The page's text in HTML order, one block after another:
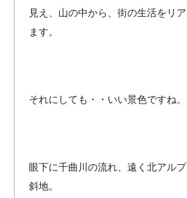
見え、山の中から、街の生活をリ
ます。
それにしても・・いい景色ですね。
眼下に千曲川の流れ、遠く北アル
斜地。